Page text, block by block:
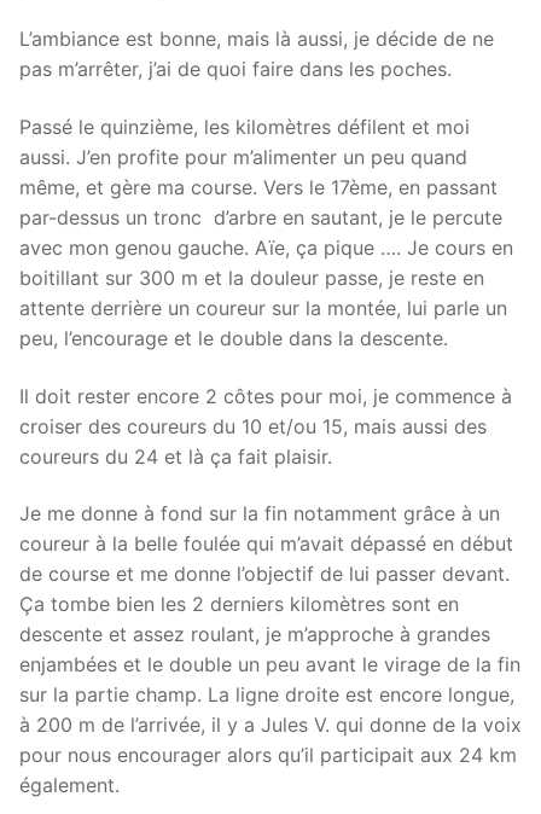
L’ambiance est bonne, mais là aussi, je décide de ne
pas m’arrêter, j’ai de quoi faire dans les poches.
Passé le quinzième, les kilomètres défilent et moi
aussi. J’en profite pour m’alimenter un peu quand
même, et gère ma course. Vers le 17ème, en passant
par-dessus un tronc d’arbre en sautant, je le percute
avec mon genou gauche. Aïe, ça pique …. Je cours en
boitillant sur 300 m et la douleur passe, je reste en
attente derrière un coureur sur la montée, lui parle un
peu, l’encourage et le double dans la descente.
Il doit rester encore 2 côtes pour moi, je commence à
croiser des coureurs du 10 et/ou 15, mais aussi des
coureurs du 24 et là ça fait plaisir.
Je me donne à fond sur la fin notamment grâce à un
coureur à la belle foulée qui m’avait dépassé en début
de course et me donne l’objectif de lui passer devant.
Ça tombe bien les 2 derniers kilomètres sont en
descente et assez roulant, je m’approche à grandes
enjambées et le double un peu avant le virage de la fin
sur la partie champ. La ligne droite est encore longue,
à 200 m de l’arrivée, il y a Jules V. qui donne de la voix
pour nous encourager alors qu’il participait aux 24 km
également.